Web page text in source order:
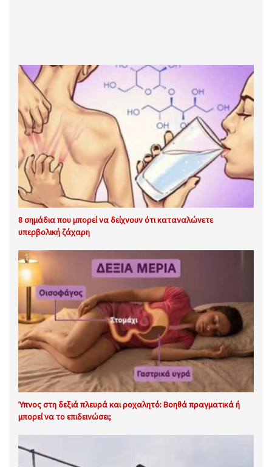
8 σημάδια που μπορεί να δείχνουν ότι καταναλώνετε
υπερβολική ζάχαρη
Ύπνος στη δεξιά πλευρά και ροχαλητό: Βοηθά πραγματικά ή
μπορεί να το επιδεινώσει;